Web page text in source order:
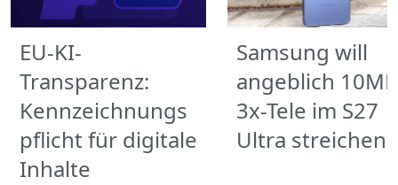
EU-KI-
Transparenz:
Kennzeichnungs
pflicht für digitale
Inhalte
Samsung will
angeblich 10MP
3x-Tele im S27
Ultra streichen